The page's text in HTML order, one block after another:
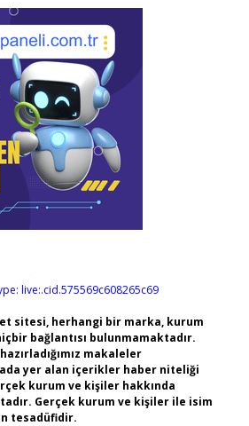
live:.cid.575569c608265c69
sitesi, herhangi bir marka, kurum
bağlantısı bulunmamaktadır.
makaleler
yer alan içerikler haber niteliği
kurum ve kişiler hakkında
Gerçek kurum ve kişiler ile isim
tesadüfidir.